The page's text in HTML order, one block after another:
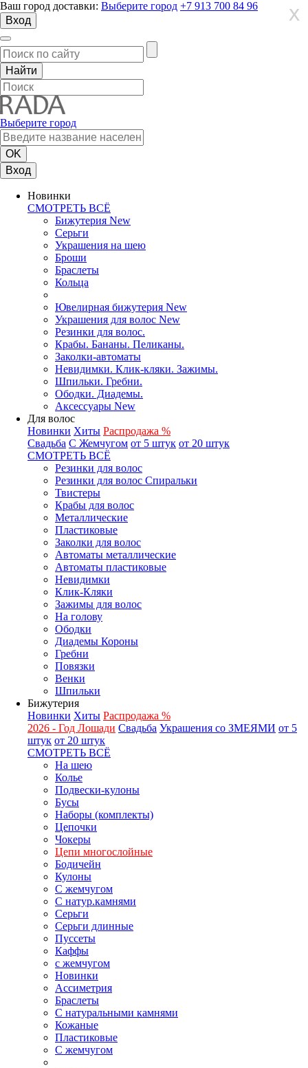
Ваш город доставки: Выберите город +7 913 700 84 96
Вход
Выберите город
Вход
Новинки
СМОТРЕТЬ ВСЁ
Бижутерия New
Серьги
Украшения на шею
Броши
Браслеты
Кольца
Ювелирная бижутерия New
Украшения для волос New
Резинки для волос.
Крабы. Бананы. Пеликаны.
Заколки-автоматы
Невидимки. Клик-кляки. Зажимы.
Шпильки. Гребни.
Ободки. Диадемы.
Аксессуары New
Для волос
Новинки Хиты Распродажа %
Свадьба С Жемчугом от 5 штук от 20 штук
СМОТРЕТЬ ВСЁ
Резинки для волос
Резинки для волос Спиральки
Твистеры
Крабы для волос
Металлические
Пластиковые
Заколки для волос
Автоматы металлические
Автоматы пластиковые
Невидимки
Клик-Кляки
Зажимы для волос
На голову
Ободки
Диадемы Короны
Гребни
Повязки
Венки
Шпильки
Бижутерия
Новинки Хиты Распродажа %
2026 - Год Лошади Свадьба Украшения со ЗМЕЯМИ от 5
штук от 20 штук
СМОТРЕТЬ ВСЁ
На шею
Колье
Подвески-кулоны
Бусы
Наборы (комплекты)
Цепочки
Чокеры
Цепи многослойные
Бодичейн
Кулоны
С жемчугом
С натур.камнями
Серьги
Серьги длинные
Пуссеты
Каффы
с жемчугом
Новинки
Ассиметрия
Браслеты
С натуральными камнями
Кожаные
Пластиковые
С жемчугом
X
X
X